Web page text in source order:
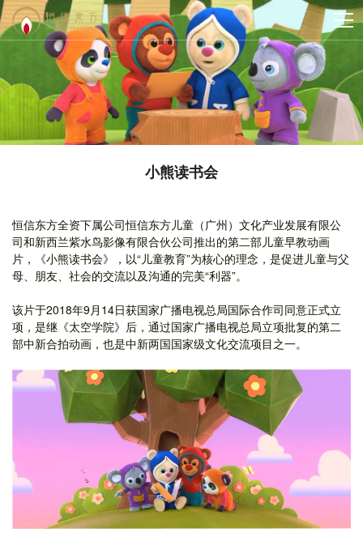
小熊读书会
恒信东方全资下属公司恒信东方儿童（广州）文化产业发展有限公
司和新西兰紫水鸟影像有限合伙公司推出的第二部儿童早教动画
片，《小熊读书会》，以“儿童教育”为核心的理念，是促进儿童与父
母、朋友、社会的交流以及沟通的完美“利器”。
该片于2018年9月14日获国家广播电视总局国际合作司同意正式立
项，是继《太空学院》后，通过国家广播电视总局立项批复的第二
部中新合拍动画，也是中新两国国家级文化交流项目之一。